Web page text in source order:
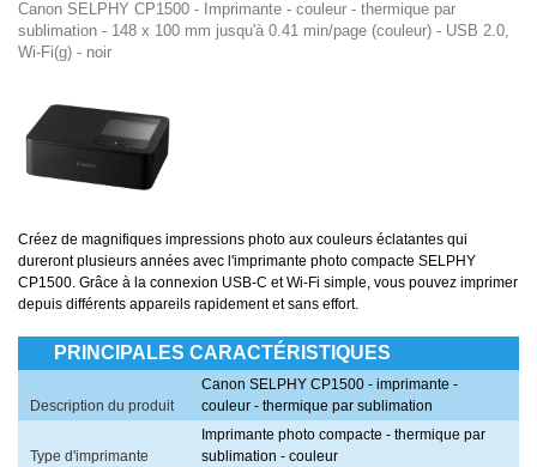
Canon SELPHY CP1500 - Imprimante - couleur - thermique par
sublimation - 148 x 100 mm jusqu'à 0.41 min/page (couleur) - USB 2.0,
Wi-Fi(g) - noir
Créez de magnifiques impressions photo aux couleurs éclatantes qui
dureront plusieurs années avec l'imprimante photo compacte SELPHY
CP1500. Grâce à la connexion USB-C et Wi-Fi simple, vous pouvez imprimer
depuis différents appareils rapidement et sans effort.
PRINCIPALES CARACTÉRISTIQUES
Description du produit
Canon SELPHY CP1500 - imprimante -
couleur - thermique par sublimation
Type d'imprimante
Imprimante photo compacte - thermique par
sublimation - couleur